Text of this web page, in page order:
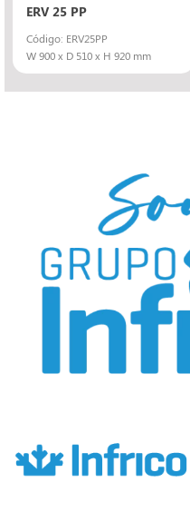
ERV 25 PP
Código: ERV25PP
W 900 x D 510 x H 920 mm